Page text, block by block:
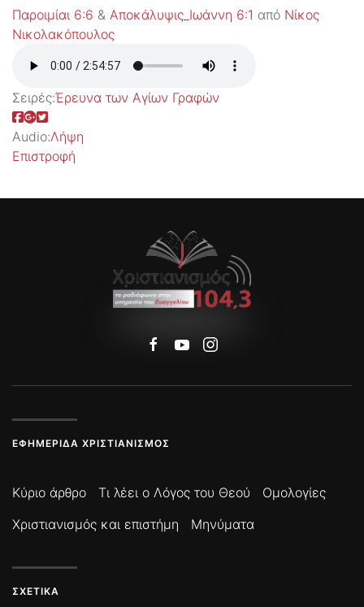
Παροιμίαι 6:6 & Αποκάλυψις_Ιωάννη 6:1 από Νίκος
Νικολακόπουλος
Σειρές:Έρευνα των Αγίων Γραφών
Audio:Λήψη
Επιστροφή
ΕΦΗΜΕΡΊΔΑ ΧΡΙΣΤΙΑΝΙΣΜΌΣ
Κύριο άρθρο Τι λέει ο Λόγος του Θεού
Ομολογίες
Χριστιανισμός και επιστήμη
Μηνύματα
ΣΧΕΤΙΚΆ